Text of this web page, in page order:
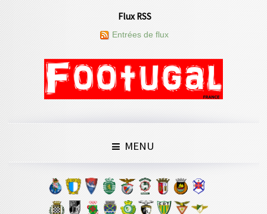
Flux RSS
Entrées de flux
MENU